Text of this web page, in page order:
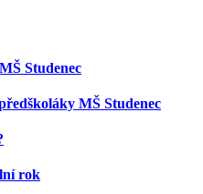
Studenec
MŠ Studenec
rok